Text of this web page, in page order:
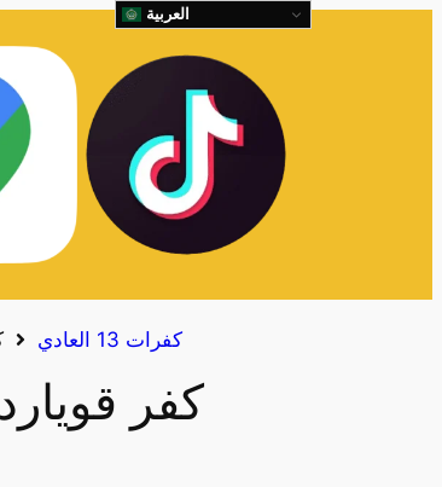
كفرات 13 العادي
كفر قويارد
العربية